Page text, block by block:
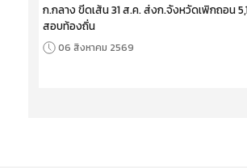
ก.กลาง ขีดเส้น 31 ส.ค. ส่งก.จังหวัดเพิกถอน
สอบท้องถิ่น
06 สิงหาคม 2569